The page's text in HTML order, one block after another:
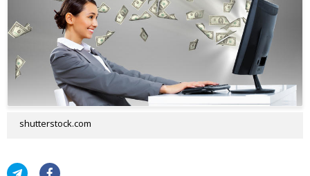
shutterstock.com